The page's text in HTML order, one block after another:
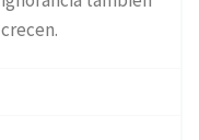
crecen.